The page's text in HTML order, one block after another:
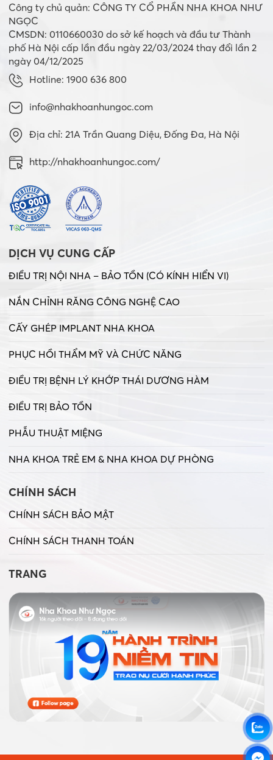
Công ty chủ quản: CÔNG TY CỔ PHẦN NHA KHOA NHƯ
NGỌC
CMSDN: 0110660030 do sở kế hoạch và đầu tư Thành
phố Hà Nội cấp lần đầu ngày 22/03/2024 thay đổi lần 2
ngày 04/12/2025
Hotline: 1900 636 800
info@nhakhoanhungoc.com
Địa chỉ: 21A Trần Quang Diệu, Đống Đa, Hà Nội
http://nhakhoanhungoc.com/
DỊCH VỤ CUNG CẤP
ĐIỀU TRỊ NỘI NHA – BẢO TỒN (CÓ KÍNH HIỂN VI)
NẮN CHỈNH RĂNG CÔNG NGHỆ CAO
CẤY GHÉP IMPLANT NHA KHOA
PHỤC HỒI THẨM MỸ VÀ CHỨC NĂNG
ĐIỀU TRỊ BỆNH LÝ KHỚP THÁI DƯƠNG HÀM
ĐIỀU TRỊ BẢO TỒN
PHẪU THUẬT MIỆNG
NHA KHOA TRẺ EM & NHA KHOA DỰ PHÒNG
CHÍNH SÁCH
CHÍNH SÁCH BẢO MẬT
CHÍNH SÁCH THANH TOÁN
TRANG